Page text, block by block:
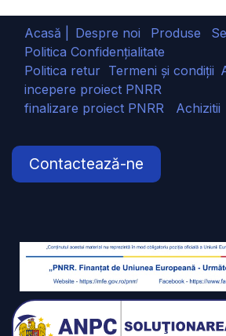
Acasă | Despre noi Produse
Politica Confidențialitate
Politica retur Termeni și condiții
incepere proiect PNRR
finalizare proiect PNRR Achizitii
Contactează-ne